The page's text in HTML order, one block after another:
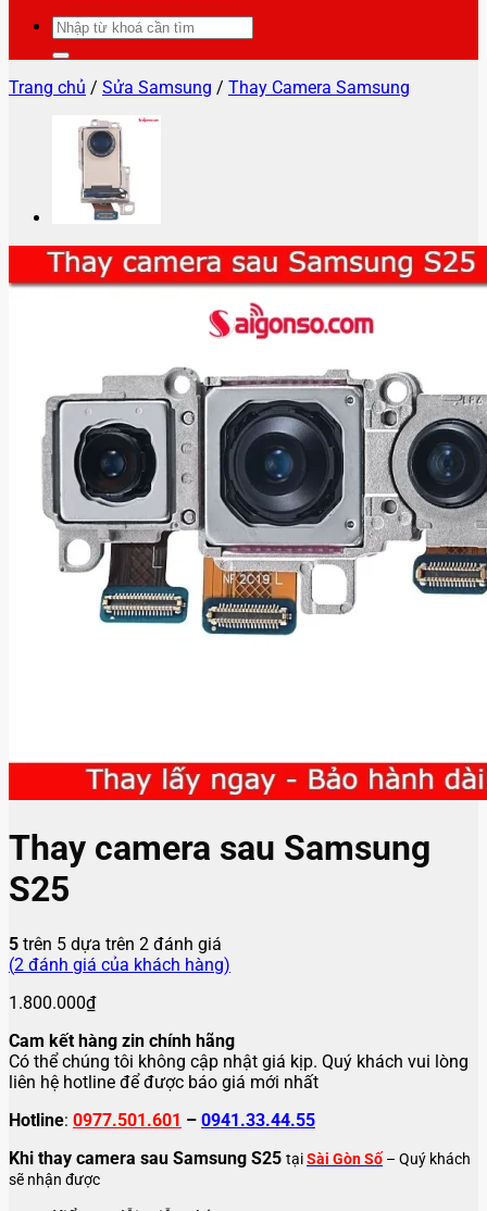
Tìm
kiếm:
Trang chủ / Sửa Samsung / Thay Camera Samsung
Thay camera sau Samsung
S25
5 trên 5 dựa trên 2 đánh giá
(2 đánh giá của khách hàng)
1.800.000₫
Cam kết hàng zin chính hãng
Có thể chúng tôi không cập nhật giá kịp. Quý khách vui lòng
liên hệ hotline để được báo giá mới nhất
Hotline: 0977.501.601 – 0941.33.44.55
Khi thay camera sau Samsung S25 tạiSài Gòn Số – Quý khách
sẽ nhận được